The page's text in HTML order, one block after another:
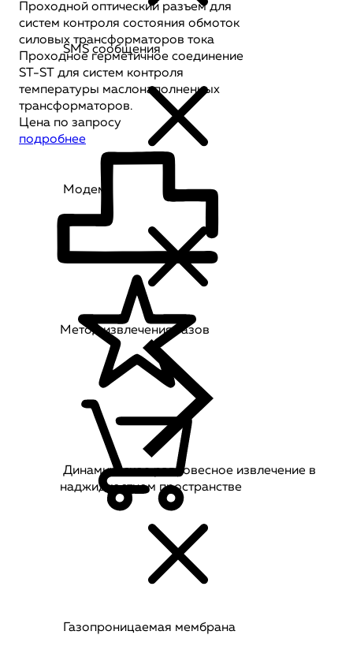
Проходной оптический разъем для
систем контроля состояния обмоток
силовых трансформаторов тока
Проходное герметичное соединение
ST-ST для систем контроля
температуры маслонаполненных
трансформаторов.
Цена по запросу
подробнее
SMS сообщения
Модем
Метод извлечения газов
Динамическое равновесное извлечение в
наджидкостном пространстве
Газопроницаемая мембрана